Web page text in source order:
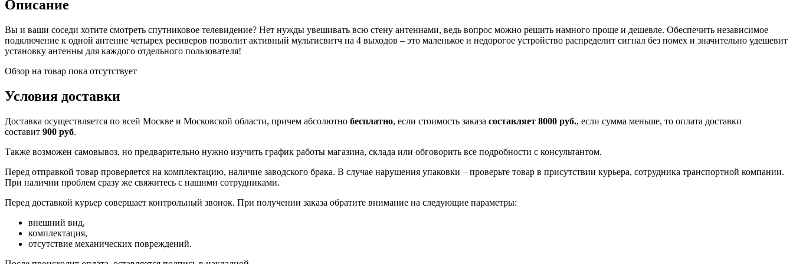
Описание
Вы и ваши соседи хотите смотреть спутниковое телевидение? Нет нужды увешивать всю стену антеннами, ведь вопрос можно решить намного проще и дешевле. Обеспечить независимое
подключение к одной антенне четырех ресиверов позволит активный мультисвитч на 4 выходов – это маленькое и недорогое устройство распределит сигнал без помех и значительно удешевит
установку антенны для каждого отдельного пользователя!
Обзор на товар пока отсутствует
Условия доставки
Доставка осуществляется по всей Москве и Московской области, причем абсолютно бесплатно, если стоимость заказа составляет 8000 руб., если сумма меньше, то оплата доставки
составит 900 руб.
Также возможен самовывоз, но предварительно нужно изучить график работы магазина, склада или обговорить все подробности с консультантом.
Перед отправкой товар проверяется на комплектацию, наличие заводского брака. В случае нарушения упаковки – проверьте товар в присутствии курьера, сотрудника транспортной компании.
При наличии проблем сразу же свяжитесь с нашими сотрудниками.
Перед доставкой курьер совершает контрольный звонок. При получении заказа обратите внимание на следующие параметры:
внешний вид,
комплектация,
отсутствие механических повреждений.